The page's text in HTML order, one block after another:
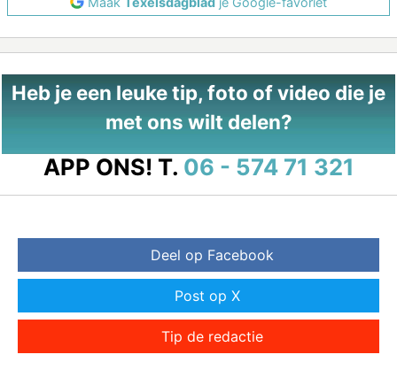
Heb je een leuke tip, foto of video die je
met ons wilt delen?
APP ONS! T. 06 - 574 71 321
Deel op Facebook
Post op X
Tip de redactie